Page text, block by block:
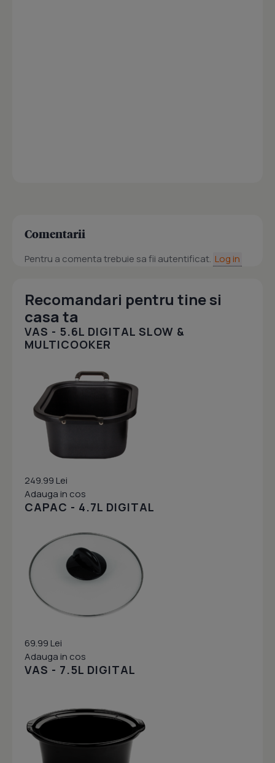
Comentarii
Pentru a comenta trebuie sa fii autentificat. Log in
Recomandari pentru tine si
casa ta
VAS - 5.6L DIGITAL SLOW &
MULTICOOKER
249.99 Lei
Adauga in cos
CAPAC - 4.7L DIGITAL
69.99 Lei
Adauga in cos
VAS - 7.5L DIGITAL